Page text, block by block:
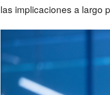
las implicaciones a largo